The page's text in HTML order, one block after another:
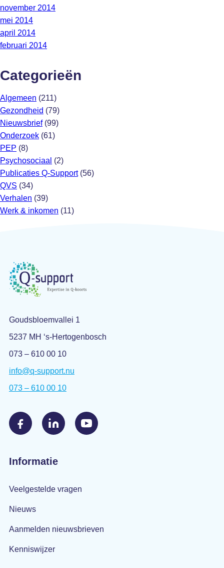
november 2014
mei 2014
april 2014
februari 2014
Categorieën
Algemeen (211)
Gezondheid (79)
Nieuwsbrief(99)
Onderzoek (61)
PEP (8)
Psychosociaal (2)
Publicaties Q-Support(56)
QVS (34)
Verhalen (39)
Werk & inkomen (11)
Goudsbloemvallei 1
5237 MH ‘s-Hertogenbosch
073 – 610 00 10
info@q-support.nu
073 – 610 00 10
Informatie
Veelgestelde vragen
Nieuws
Aanmelden nieuwsbrieven
Kenniswijzer